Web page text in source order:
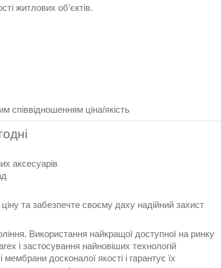
житлових об’єктів.
співвідношенням ціна/якість
аксесуарів
та забезпечте своєму даху надійний захист
Використання найкращої доступної на ринку
і застосування найновіших технологій
досконалої якості і гарантує їх